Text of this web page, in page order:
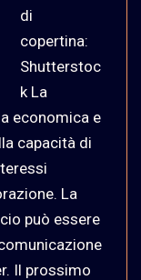
di
copertina:
Shutterstoc
k La
economica e
capacità di
La
può essere
Il prossimo